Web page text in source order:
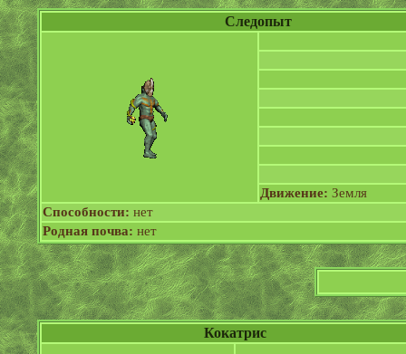
Следопыт
Движение: Земля
Способности: нет
Родная почва: нет
Кокатрис